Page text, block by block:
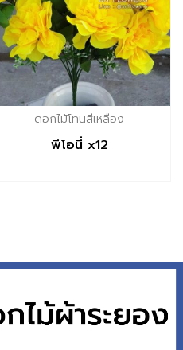
ดอกไม้โทนสีเหลือง
พีโอนี่ x12